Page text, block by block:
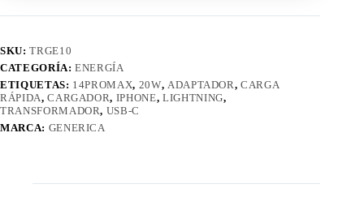
Lightning
cantidad
SKU:TRGE10
CATEGORÍA:ENERGÍA
ETIQUETAS: 14PROMAX, 20W, ADAPTADOR,CARGA
RÁPIDA,CARGADOR, IPHONE, LIGHTNING,
TRANSFORMADOR, USB-C
MARCA: GENERICA